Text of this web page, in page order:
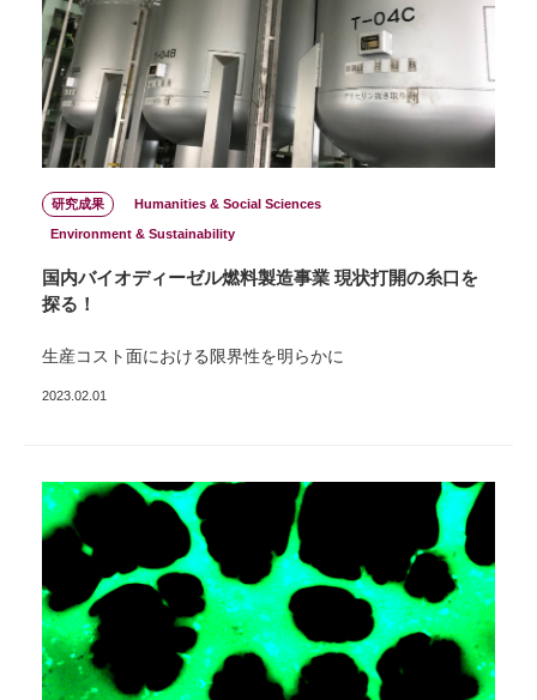
研究成果 Humanities & Social Sciences
Environment & Sustainability
国内バイオディーゼル燃料製造事業 現状打開の糸口を
探る！
生産コスト面における限界性を明らかに
2023.02.01